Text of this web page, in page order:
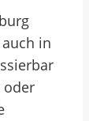
in
oder